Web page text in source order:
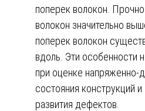
поперек волокон.
волокон значительно
поперек волокон
вдоль. Эти особенности
при оценке напряженно-
состояния конструкций
развития дефектов.